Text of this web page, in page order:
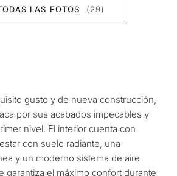
LAS FOTOS (29)
gusto y de nueva construcción,
por sus acabados impecables y
nivel. El interior cuenta con
con suelo radiante, una
y un moderno sistema de aire
garantiza el máximo confort durante